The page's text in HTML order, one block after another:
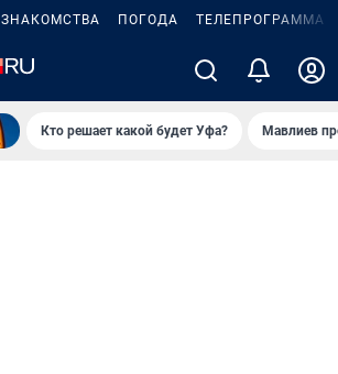
ЗНАКОМСТВА ПОГОДА ТЕЛЕПРОГРАММА
Кто решает какой будет Уфа? Мавлиев